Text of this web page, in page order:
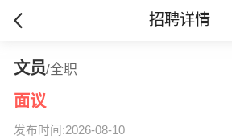
招聘详情
文员/全职
面议
发布时间:2026-08-10